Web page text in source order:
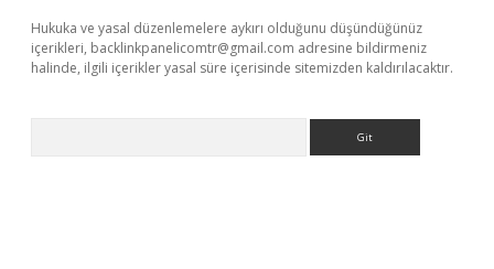
Hukuka ve yasal düzenlemelere aykırı olduğunu düşündüğünüz
içerikleri, backlinkpanelicomtr@gmail.com adresine bildirmeniz
halinde, ilgili içerikler yasal süre içerisinde sitemizden kaldırılacaktır.